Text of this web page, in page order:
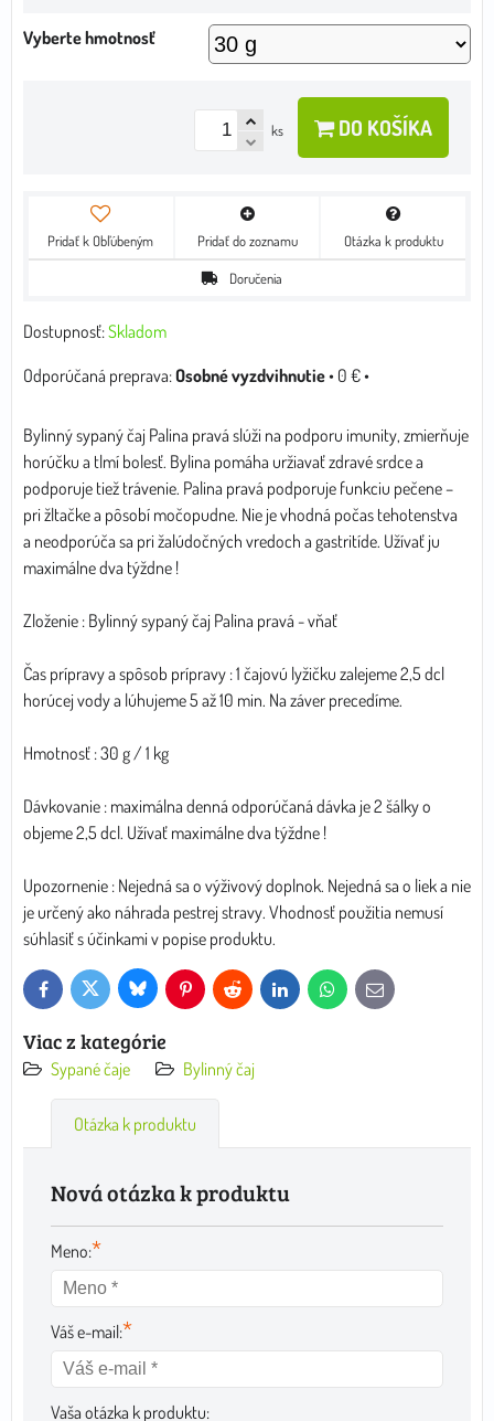
Vyberte hmotnosť
ks DO KOŠÍKA
Pridať k Obľúbeným Pridať do zoznamu Otázka k produktu
Doručenia
Dostupnosť:Skladom
Osobné vyzdvihnutie• 0 €•
Bylinný sypaný čaj Palina pravá slúži na podporu imunity, zmierňuje
horúčku a tlmí bolesť. Bylina pomáha uržiavať zdravé srdce a
podporuje tiež trávenie. Palina pravá podporuje funkciu pečene –
pri žltačke a pôsobí močopudne. Nie je vhodná počas tehotenstva
a neodporúča sa pri žalúdočných vredoch a gastritíde. Užívať ju
maximálne dva týždne !
Zloženie : Bylinný sypaný čaj Palina pravá - vňať
Čas prípravy a spôsob prípravy : 1 čajovú lyžičku zalejeme 2,5 dcl
horúcej vody a lúhujeme 5 až 10 min. Na záver precedíme.
Hmotnosť : 30 g / 1 kg
Dávkovanie : maximálna denná odporúčaná dávka je 2 šálky o
objeme 2,5 dcl. Užívať maximálne dva týždne !
Upozornenie : Nejedná sa o výživový doplnok. Nejedná sa o liek a nie
je určený ako náhrada pestrej stravy. Vhodnosť použitia nemusí
súhlasiť s účinkami v popise produktu.
FacebookTwitter Bluesky PinterestReddit LinkedInWhatsApp
E-
mail
Viac z kategórie
Sypané čaje Bylinný čaj
Otázka k produktu
Nová otázka k produktu
Meno:*
Váš e-mail:*
Vaša otázka k produktu: